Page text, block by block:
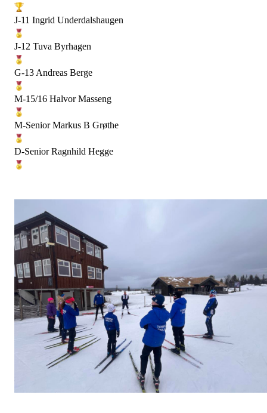
J-11 Ingrid Underdalshaugen
J-12 Tuva Byrhagen
G-13 Andreas Berge
M-15/16 Halvor Masseng
M-Senior Markus B Grøthe
D-Senior Ragnhild Hegge